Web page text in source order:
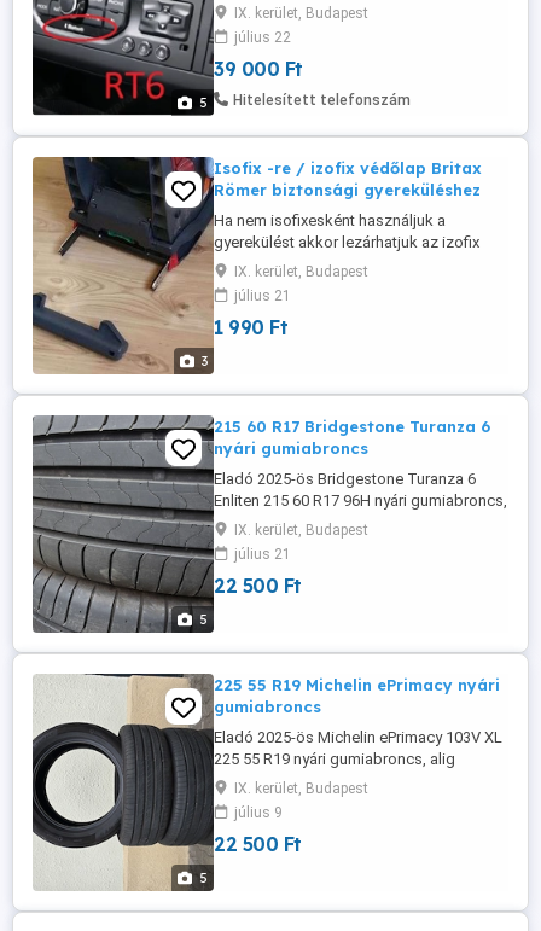
5
újraindul , esetleg nagyon lassú és lefagy
a fejegység, akkor az esetek nagy
részében mi költséghatékonyan tudjuk
javítani, nem kell új fejegységet venni. A
javítás , újratelepítés, programozás
IX. kerület, Budapest
július 22
39 000 Ft
Hitelesített telefonszám
3
Isofix -re / izofix védőlap Britax
Römer biztonsági gyereküléshez
Ha nem isofixesként használjuk a
gyerekülést akkor lezárhatjuk az izofix
csatlakozókat ezáltal védi az autó bőr-
szövet kárpitját. * * Személyes átvétel
előzetes telefonos egyeztetés után
Budapesten, IX. kerületben! vagy a vevő
IX. kerület, Budapest
július 21
1 990 Ft
5
215 60 R17 Bridgestone Turanza 6
nyári gumiabroncs
Eladó 2025-ös Bridgestone Turanza 6
Enliten 215 60 R17 96H nyári gumiabroncs,
alig használt, kifogástalan állapotban.
Fontos tudnivalók: - 2025-ös évjárat - 5000
km-t futott - Nem javított, nem sérült -
Száraz, zárt helyen tárolva - Azonnal
IX. kerület, Budapest
július 21
22 500 Ft
5
225 55 R19 Michelin ePrimacy nyári
gumiabroncs
Eladó 2025-ös Michelin ePrimacy 103V XL
225 55 R19 nyári gumiabroncs, alig
használt, kifogástalan állapotban. Fontos
tudnivalók: - 2025-ös évjárat - 5000 km-t
futott - Nem javított, nem sérült - Száraz,
zárt helyen tárolva - Azonnal elvihető
IX. kerület, Budapest
július 9
22 500 Ft